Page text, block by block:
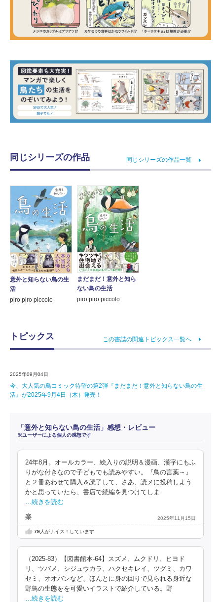
同じシリーズの作品 同じシリーズの作品一覧
意外と知らない鳥の生
活
piro piro piccolo
まだまだ！意外と知ら
ない鳥の生活
piro piro piccolo
トピックス この書誌の関連トピックス一覧へ
2025年09月04日
今、大人気の鳥コミック待望の第2弾『まだまだ！意外と知らない鳥の生
活』が2025年9月4日（木）発売！
「意外と知らない鳥の生活」感想・レビュー
※ユーザーによる個人の感想です
24年8月。オールカラー、絵入りの説明＆漫画、漢字にもふ
りがな付きなので子どもでも読みやすい。『鳥の言葉～』
と２冊あわせて購入＆読了して、さあ、読メに投稿しよう
かと思っていたら、書店で続編を見つけてしま
…続きを読む
楽 2025年11月15日
79人がナイス！しています
（2025-83）【図書館本-64】スズメ、ムクドリ、ヒヨド
リ、ツバメ、シジュウカラ、ハクセキレイ、ツグミ、カワ
セミ、オオバンなど、ほんとに身の回りで見られる身近な
野鳥の生態をを可愛いイラストで紹介している。野
…続きを読む